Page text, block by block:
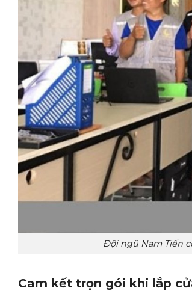
Đội ngũ Nam Tiến
Cam kết trọn gói khi lắp